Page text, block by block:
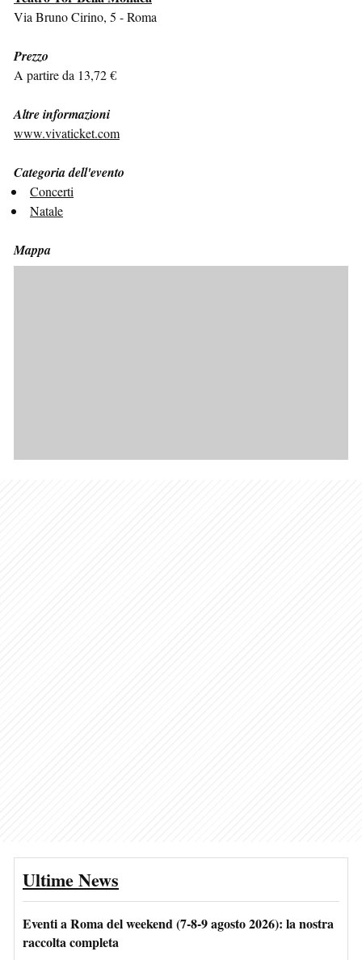
Via Bruno Cirino, 5 - Roma
Prezzo
A partire da 13,72 €
Altre informazioni
www.vivaticket.com
Categoria dell'evento
Concerti
Natale
Mappa
Ultime News
Eventi a Roma del weekend (7-8-9 agosto 2026): la nostra
raccolta completa